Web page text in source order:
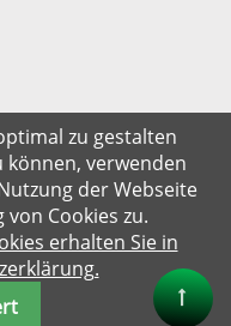
Suche
zu gestalten
verwenden
der Webseite
Cookies zu.
erhalten Sie in